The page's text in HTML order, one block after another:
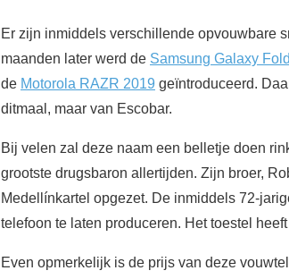
Er zijn inmiddels verschillende opvouwbare
maanden later werd de Samsung Galaxy Fold
de Motorola RAZR 2019 geïntroduceerd.
ditmaal, maar van Escobar.
Bij velen zal deze naam een belletje doen
grootste drugsbaron allertijden. Zijn broer,
Medellínkartel opgezet. De inmiddels 72-
telefoon te laten produceren. Het toestel
Even opmerkelijk is de prijs van deze